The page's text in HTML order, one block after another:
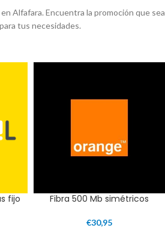
Alfafara. Encuentra la promoción que sea
tus necesidades.
fijo
Fibra 500 Mb simétricos
€30,95